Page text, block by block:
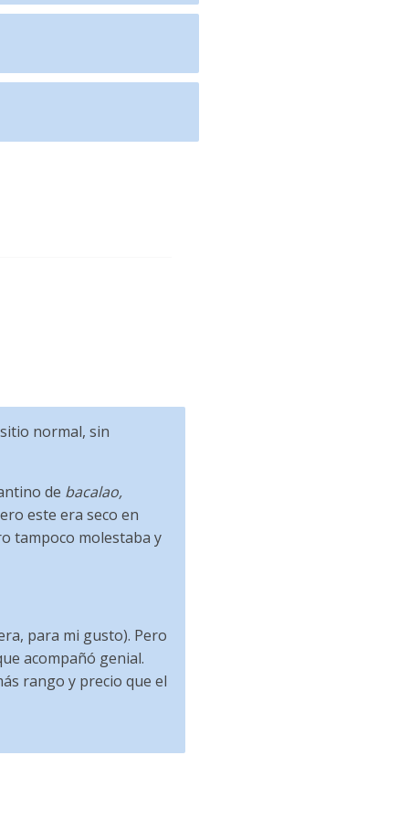
normal, sin
de bacalao,
este era seco en
tampoco molestaba y
para mi gusto). Pero
acompañó genial.
rango y precio que el